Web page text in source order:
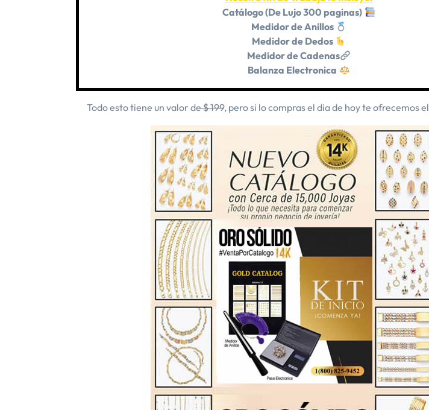
Catálogo (De Lujo 300 paginas)
Medidor de Anillos
Medidor de Dedos
Medidor de Cadenas
Balanza Electronica
Todo esto tiene un valor de$ 199, pero si lo compras el dia de hoy te ofrecemos el